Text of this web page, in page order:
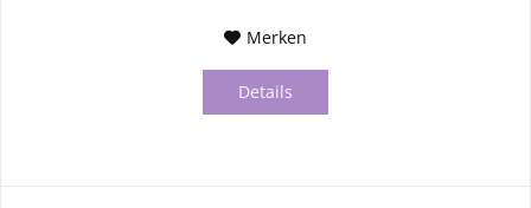
Merken
Details